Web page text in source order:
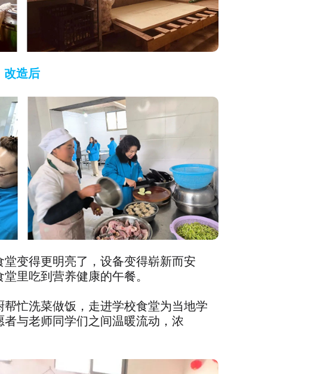
改造后
变得更明亮了，设备变得崭新而安
里吃到营养健康的午餐。
忙洗菜做饭，走进学校食堂为当地学
与老师同学们之间温暖流动，浓